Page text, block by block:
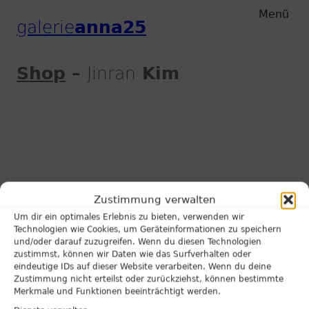
Zustimmung verwalten
Um dir ein optimales Erlebnis zu bieten, verwenden wir
Technologien wie Cookies, um Geräteinformationen zu speichern
und/oder darauf zuzugreifen. Wenn du diesen Technologien
zustimmst, können wir Daten wie das Surfverhalten oder
eindeutige IDs auf dieser Website verarbeiten. Wenn du deine
Zustimmung nicht erteilst oder zurückziehst, können bestimmte
Merkmale und Funktionen beeinträchtigt werden.
Hauptmenu
Inhalt
galerieanna25
Shop – Jinran Kim
Menü
The shop will be available soon